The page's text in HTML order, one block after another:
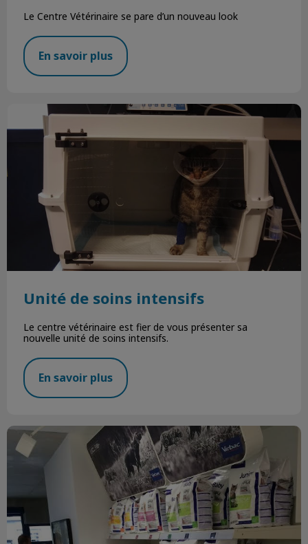
Le Centre Vétérinaire se pare d’un nouveau look
En savoir plus
Unité de soins intensifs
Unité de soins intensifs
Le centre vétérinaire est fier de vous présenter sa
nouvelle unité de soins intensifs.
En savoir plus
Nouveaux présentoirs